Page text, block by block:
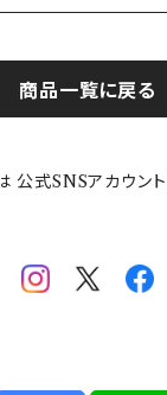
）
モリ)
ートルズ)
商品一覧に戻る
式SNSアカウント